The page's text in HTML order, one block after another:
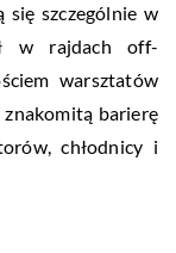
się szczególnie w
w rajdach off-
warsztatów
barierę
chłodnicy i